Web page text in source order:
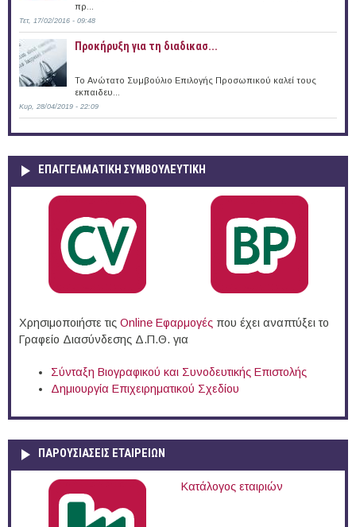
πρ...
Τετ, 17/02/2016 - 09:48
Προκήρυξη για τη διαδικασ...
Το Ανώτατο Συμβούλιο Επιλογής Προσωπικού καλεί τους
εκπαιδευ...
Κυρ, 28/04/2019 - 22:09
ΕΠΑΓΓΕΛΜΑΤΙΚΉ ΣΥΜΒΟΥΛΕΥΤΙΚΉ
Χρησιμοποιήστε τις Online Eφαρμογές που έχει αναπτύξει το
Γραφείο Διασύνδεσης Δ.Π.Θ. για
Σύνταξη Βιογραφικού και Συνοδευτικής Επιστολής
Δημιουργία Επιχειρηματικού Σχεδίου
ΠΑΡΟΥΣΙΆΣΕΙΣ ΕΤΑΙΡΕΙΏΝ
Κατάλογος εταιριών